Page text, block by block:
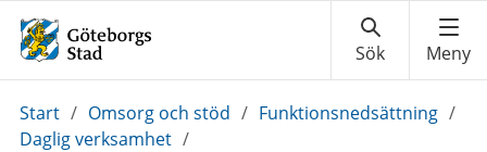
Du
är
Start / Omsorg och stöd / Funktionsnedsättning /
Daglig verksamhet /